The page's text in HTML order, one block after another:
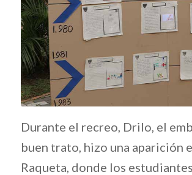
Durante el recreo, Drilo, el
buen trato, hizo una aparición
Raqueta, donde los